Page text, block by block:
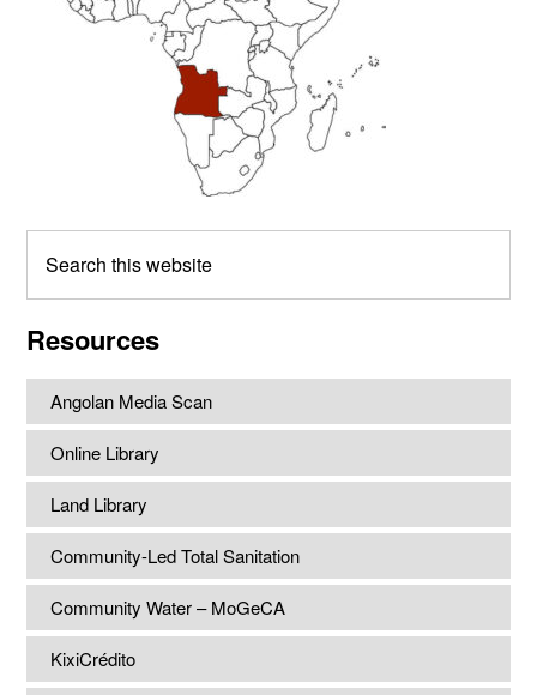
this
Resources
Angolan Media Scan
Online Library
Land Library
Community-Led Total Sanitation
Community Water – MoGeCA
KixiCrédito